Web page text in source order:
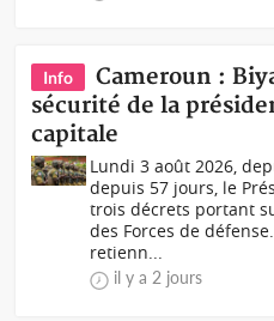
Info
Cameroun :
sécurité de la
capitale
Lundi 3 août 2026,
depuis 57 jours, le
trois décrets portant
des Forces de
retienn...
il y a 2 jours